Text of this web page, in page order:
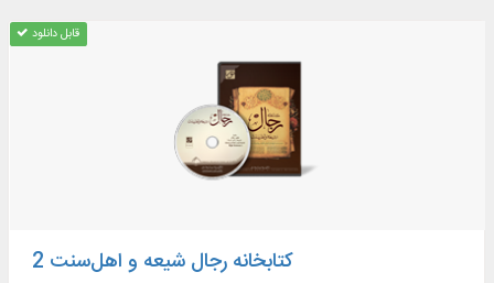
قابل دانلود
کتابخانه رجال شیعه و اهل‌‌سنت 2